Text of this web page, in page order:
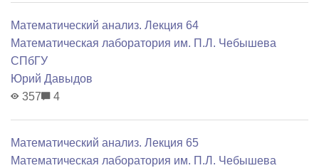
Математический анализ. Лекция 64
Математичеcкая лаборатория им. П.Л. Чебышева
СПбГУ
Юрий Давыдов
357
4
Математический анализ. Лекция 65
Математичеcкая лаборатория им. П.Л. Чебышева